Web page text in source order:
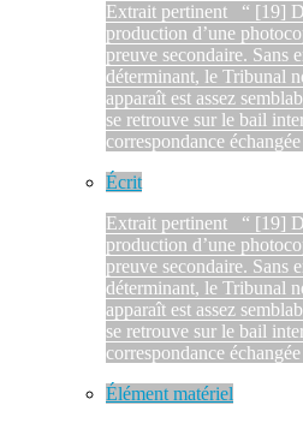
Extrait pertinent “ [19]
production d’une
preuve secondaire. Sans
déterminant, le Tribunal
apparaît est assez
se retrouve sur le bail
correspondance
Écrit
Extrait pertinent “ [19]
production d’une
preuve secondaire. Sans
déterminant, le Tribunal
apparaît est assez
se retrouve sur le bail
correspondance
Élément matériel